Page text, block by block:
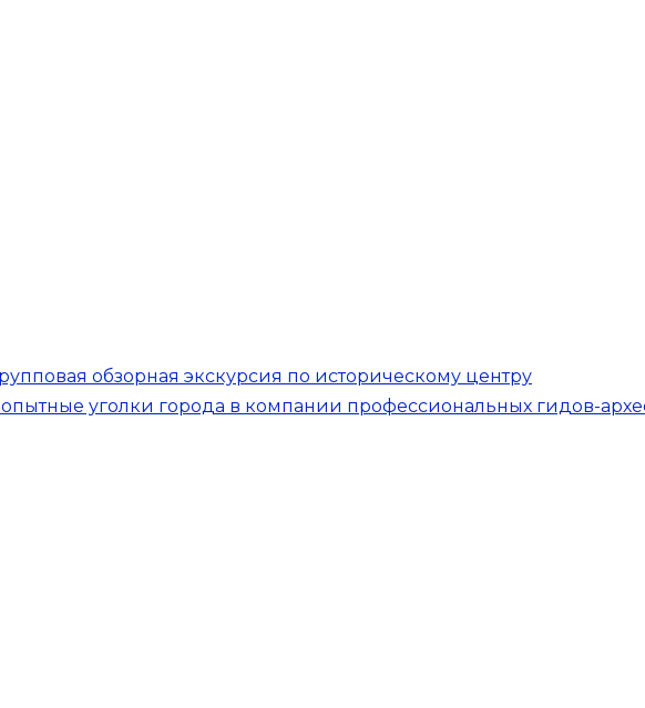
обзорная экскурсия по историческому центру
уголки города в компании профессиональных гидов-